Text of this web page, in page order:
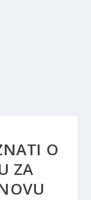
O
ZA